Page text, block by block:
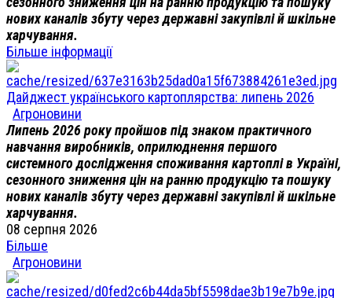
нових каналів збуту через державні закупівлі й шкільне
харчування.
Більше інформації
Дайджест українського картоплярства: липень 2026
Агроновини
Липень 2026 року пройшов під знаком практичного
навчання виробників, оприлюднення першого
системного дослідження споживання картоплі в Україні,
сезонного зниження цін на ранню продукцію та пошуку
нових каналів збуту через державні закупівлі й шкільне
харчування.
08 серпня 2026
Більше
Агроновини